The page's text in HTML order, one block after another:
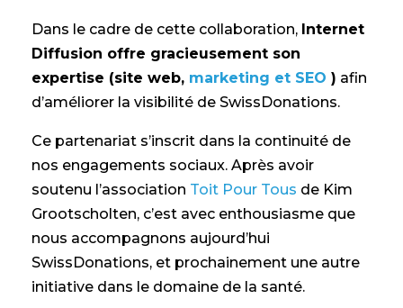
Dans le cadre de cette collaboration, Internet
Diffusion offre gracieusement son
expertise (site web, marketing et SEO ) afin
d’améliorer la visibilité de SwissDonations.
Ce partenariat s’inscrit dans la continuité de
nos engagements sociaux. Après avoir
soutenu l’association Toit Pour Tous de Kim
Grootscholten, c’est avec enthousiasme que
nous accompagnons aujourd’hui
SwissDonations, et prochainement une autre
initiative dans le domaine de la santé.